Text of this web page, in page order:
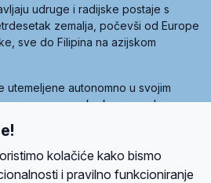
udruge i radijske postaje s
zemalja, počevši od Europe
sve do Filipina na azijskom
utemeljene autonomno u svojim
povezane preko krovne udruge
Radio Marije (World Family of
utemeljilo je sedam članica, među
Radio Marija.kolačiće kako bismo
i pravilno funkcioniranje